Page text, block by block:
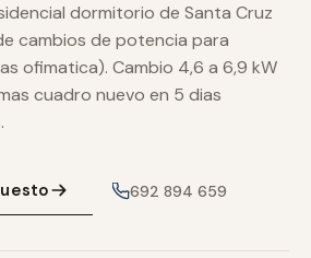
dormitorio de Santa Cruz
cambios de potencia para
ofimatica). Cambio 4,6 a 6,9 kW
cuadro nuevo en 5 dias
692 894 659